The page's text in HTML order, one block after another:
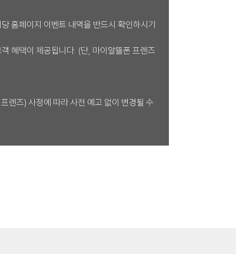
홈페이지 이벤트 내역을 반드시 확인하시기
혜택이 제공됩니다. (단, 마이알뜰폰 프렌즈
렌즈) 사정에 따라 사전 예고 없이 변경될 수